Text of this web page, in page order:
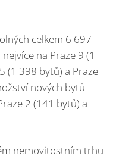
celkem 6 697
na Praze 9 (1
(1 398 bytů) a Praze
nových bytů
2 (141 bytů) a
nemovitostním trhu